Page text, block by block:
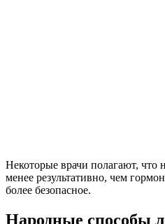
Некоторые врачи полагают, что
менее результативно, чем
более безопасное.
Народные способы